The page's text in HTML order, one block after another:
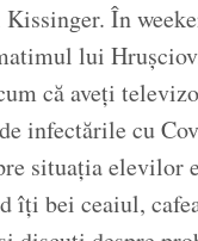
În
lui
că aveți
infectările cu
situația elevilor
îți bei ceaiul,